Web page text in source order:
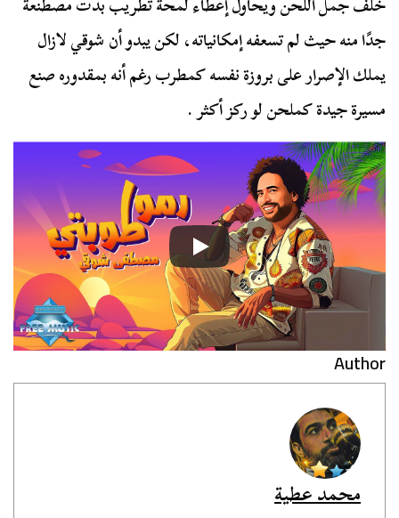
جدًا منه حيث لم تسعفه إمكانياته، لكن يبدو أن شوقي لازال
يملك الإصرار على بروزة نفسه كمطرب رغم أنه بمقدوره صنع
مسيرة جيدة كملحن لو ركز أكثر .
Author
محمد عطية